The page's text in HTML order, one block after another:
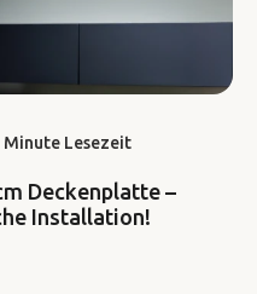
Minute Lesezeit
Deckenplatte –
Installation!